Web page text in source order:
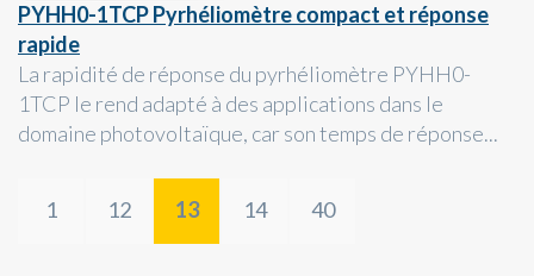
PYHH0-1TCP Pyrhéliomètre compact et réponse
rapide
La rapidité de réponse du pyrhéliomètre PYHH0-
1TCP le rend adapté à des applications dans le
domaine photovoltaïque, car son temps de réponse...
1 12 13 14 40